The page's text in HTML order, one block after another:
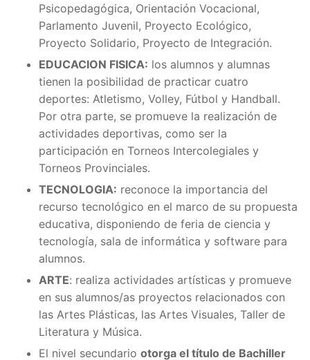
Psicopedagógica, Orientación Vocacional,
Parlamento Juvenil, Proyecto Ecológico,
Proyecto Solidario, Proyecto de Integración.
EDUCACION FISICA: los alumnos y alumnas
tienen la posibilidad de practicar cuatro
deportes: Atletismo, Volley, Fútbol y Handball.
Por otra parte, se promueve la realización de
actividades deportivas, como ser la
participación en Torneos Intercolegiales y
Torneos Provinciales.
TECNOLOGIA: reconoce la importancia del
recurso tecnológico en el marco de su propuesta
educativa, disponiendo de feria de ciencia y
tecnología, sala de informática y software para
alumnos.
ARTE: realiza actividades artísticas y promueve
en sus alumnos/as proyectos relacionados con
las Artes Plásticas, las Artes Visuales, Taller de
Literatura y Música.
El nivel secundario otorga el título de Bachiller